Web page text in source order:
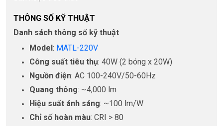
THÔNG SỐ KỸ THUẬT
Danh sách thông số kỹ thuật
Model : MATL-220V
Công suất tiêu thụ: 40W (2 bóng x 20W)
Nguồn điện: AC 100-240V/50-60Hz
Quang thông: ~4,000 lm
Hiệu suất ánh sáng: ~100 lm/W
Chỉ số hoàn màu: CRI > 80